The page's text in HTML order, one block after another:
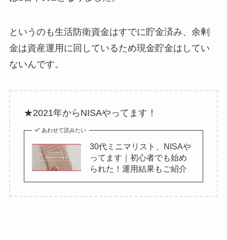
というのも生活防衛資金はすでに貯金済み、余剰
金は資産運用に回しているため現金貯金はしてい
ないんです。
★2021年からNISAやってます！
あわせて読みたい
30代ミニマリスト、NISAや
ってます｜初心者でも始め
られた！運用結果もご紹介